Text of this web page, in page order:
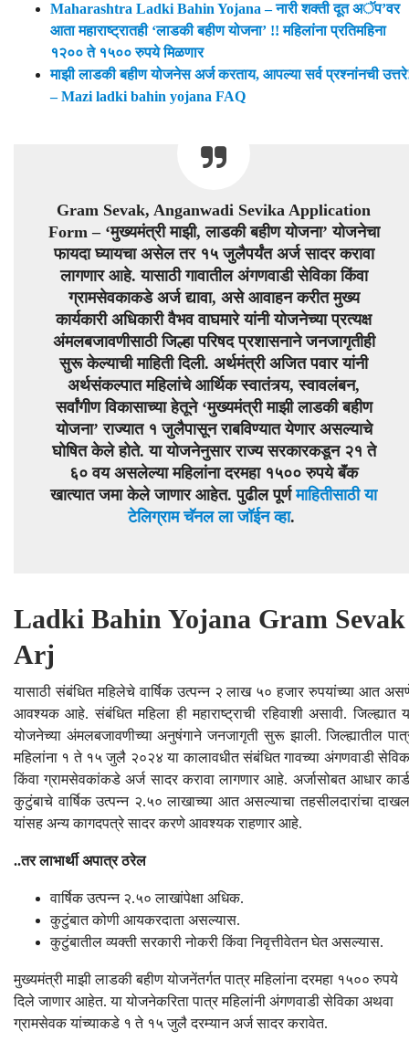
Maharashtra Ladki Bahin Yojana – नारी शक्ती दूत अॅप’वर
आता महाराष्ट्रातही ‘लाडकी बहीण योजना’ !! महिलांना प्रतिमहिना
१२०० ते १५०० रुपये मिळणार
माझी लाडकी बहीण योजनेस अर्ज करताय, आपल्या सर्व प्रश्नांनची
– Mazi ladki bahin yojana FAQ
Gram Sevak, Anganwadi Sevika Application
Form – ‘मुख्यमंत्री माझी, लाडकी बहीण योजना’ योजनेचा
फायदा घ्यायचा असेल तर १५ जुलैपर्यंत अर्ज सादर करावा
लागणार आहे. यासाठी गावातील अंगणवाडी सेविका किंवा
ग्रामसेवकाकडे अर्ज द्यावा, असे आवाहन करीत मुख्य
कार्यकारी अधिकारी वैभव वाघमारे यांनी योजनेच्या प्रत्यक्ष
अंमलबजावणीसाठी जिल्हा परिषद प्रशासनाने जनजागृतीही
सुरू केल्याची माहिती दिली. अर्थमंत्री अजित पवार यांनी
अर्थसंकल्पात महिलांचे आर्थिक स्वातंत्र्य, स्वावलंबन,
सर्वांगीण विकासाच्या हेतूने ‘मुख्यमंत्री माझी लाडकी बहीण
योजना’ राज्यात १ जुलैपासून राबविण्यात येणार असल्याचे
घोषित केले होते. या योजनेनुसार राज्य सरकारकडून २१ ते
६० वय असलेल्या महिलांना दरमहा १५०० रुपये बॅंक
खात्यात जमा केले जाणार आहेत. पुढील पूर्णमाहितीसाठी या
टेलिग्राम चॅनल ला जॉईन व्हा.
Ladki Bahin Yojana Gram Sevak
Arj
यासाठी संबंधित महिलेचे वार्षिक उत्पन्न २ लाख ५० हजार रुपयांच्या आत
आवश्यक आहे. संबंधित महिला ही महाराष्ट्राची रहिवाशी असावी. जिल्ह्यात
योजनेच्या अंमलबजावणीच्या अनुषंगाने जनजागृती सुरू झाली. जिल्ह्यातील
महिलांना १ ते १५ जुलै २०२४ या कालावधीत संबंधित गावच्या अंगणवाडी
किंवा ग्रामसेवकांकडे अर्ज सादर करावा लागणार आहे. अर्जासोबत आधार
कुटुंबाचे वार्षिक उत्पन्न २.५० लाखाच्या आत असल्याचा तहसीलदारांचा
यांसह अन्य कागदपत्रे सादर करणे आवश्यक राहणार आहे.
..तर लाभार्थी अपात्र ठरेल
वार्षिक उत्पन्न २.५० लाखांपेक्षा अधिक.
कुटुंबात कोणी आयकरदाता असल्यास.
कुटुंबातील व्यक्ती सरकारी नोकरी किंवा निवृत्तीवेतन घेत असल्यास.
मुख्यमंत्री माझी लाडकी बहीण योजनेंतर्गत पात्र महिलांना दरमहा १५०० रुपये
दिले जाणार आहेत. या योजनेकरिता पात्र महिलांनी अंगणवाडी सेविका अथवा
ग्रामसेवक यांच्याकडे १ ते १५ जुलै दरम्यान अर्ज सादर करावेत.